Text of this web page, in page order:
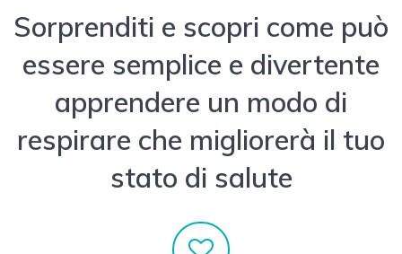
Sorprenditi e scopri come può
essere semplice e divertente
apprendere un modo di
respirare che migliorerà il tuo
stato di salute